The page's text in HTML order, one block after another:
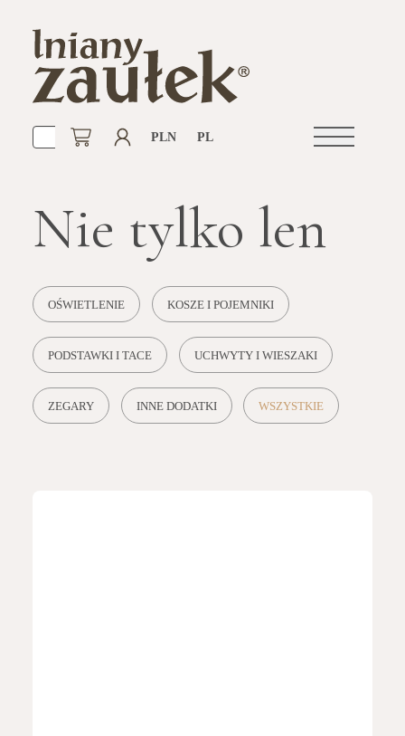
Otwórz
PLN PL
Nie tylko len
OŚWIETLENIE KOSZE I POJEMNIKI
PODSTAWKI I TACE UCHWYTY I WIESZAKI
ZEGARY INNE DODATKI WSZYSTKIE